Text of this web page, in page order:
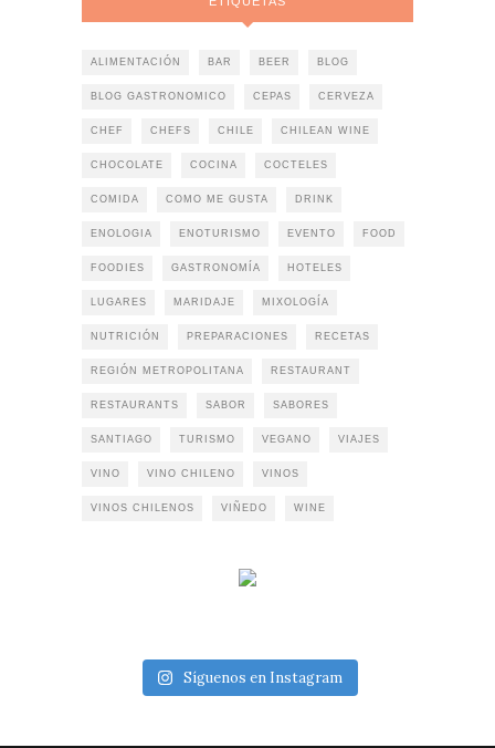
ALIMENTACIÓN BAR BEER BLOG
BLOG GASTRONOMICO CEPAS CERVEZA
CHEF CHEFS CHILE CHILEAN WINE
CHOCOLATE COCINA COCTELES
COMIDA COMO ME GUSTA DRINK
ENOLOGIA ENOTURISMO EVENTO FOOD
FOODIES GASTRONOMÍA HOTELES
LUGARES MARIDAJE MIXOLOGÍA
NUTRICIÓN PREPARACIONES RECETAS
REGIÓN METROPOLITANA RESTAURANT
RESTAURANTS SABOR SABORES
SANTIAGO TURISMO VEGANO VIAJES
VINO VINO CHILENO VINOS
VINOS CHILENOS VIÑEDO WINE
Síguenos en Instagram